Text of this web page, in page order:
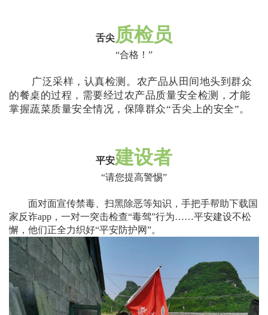
舌尖质检员
“合格！ ”
广泛采样，认真检测。农产品从田间地头到群众
的餐桌的过程，需要经过农产品质量安全检测，才能
掌握蔬菜质量安全情况，保障群众“舌尖上的安全”。
平安建设者
“请您提高警惕”
面对面宣传禁毒、扫黑除恶等知识，手把手帮助下载国
家反诈app ，一对一突击检查“毒驾”行为……平安建设不松
懈，他们正全力织好“平安防护网”。